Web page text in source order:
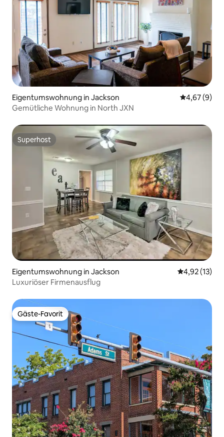
Eigentumswohnung in Jackson
4,67 (9)
Gemütliche Wohnung in North JXN
Superhost
Superhost
Eigentumswohnung in Jackson
4,92 (13)
Luxuriöser Firmenausflug
Gäste-Favorit
Gäste-Favorit